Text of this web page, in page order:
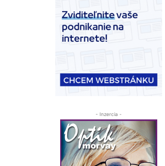
- Inzercia -